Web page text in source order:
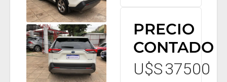
PRECIO
CONTADO
U$S37500